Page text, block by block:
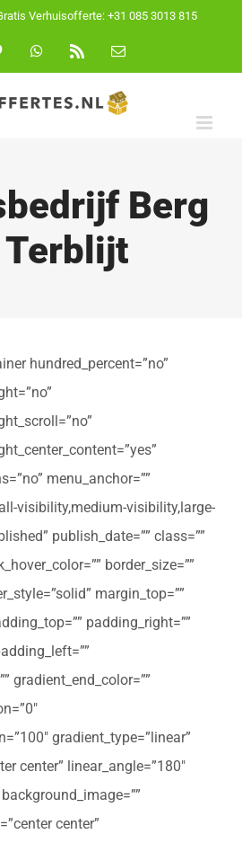
Verhuisofferte: +31 085 3013 815
Pinterest WhatsApp
E-
Berg
Terblijt
hundred_percent=”no”
menu_anchor=””
visibility,medium-visibility,large-
publish_date=”” class=””
border_size=””
margin_top=””
padding_right=””
gradient_end_color=””
gradient_type=”linear”
center” linear_angle=”180″
center”